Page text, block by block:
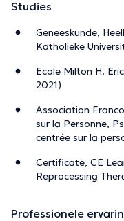
Studies
Geneeskunde,
Katholieke
Ecole Milton H.
2021)
Association
sur la Personne,
centrée sur la
Certificate, CE
Reprocessing
Professionele